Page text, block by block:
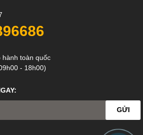
hành toàn quốc
- 18h00)
GỬI